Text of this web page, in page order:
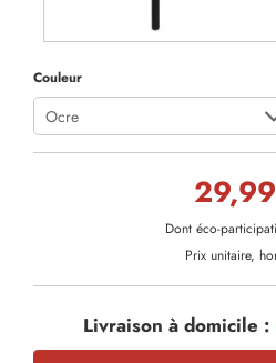
Couleur
Ocre
Dont éco-
Prix unitaire,
Livraison à domicile :